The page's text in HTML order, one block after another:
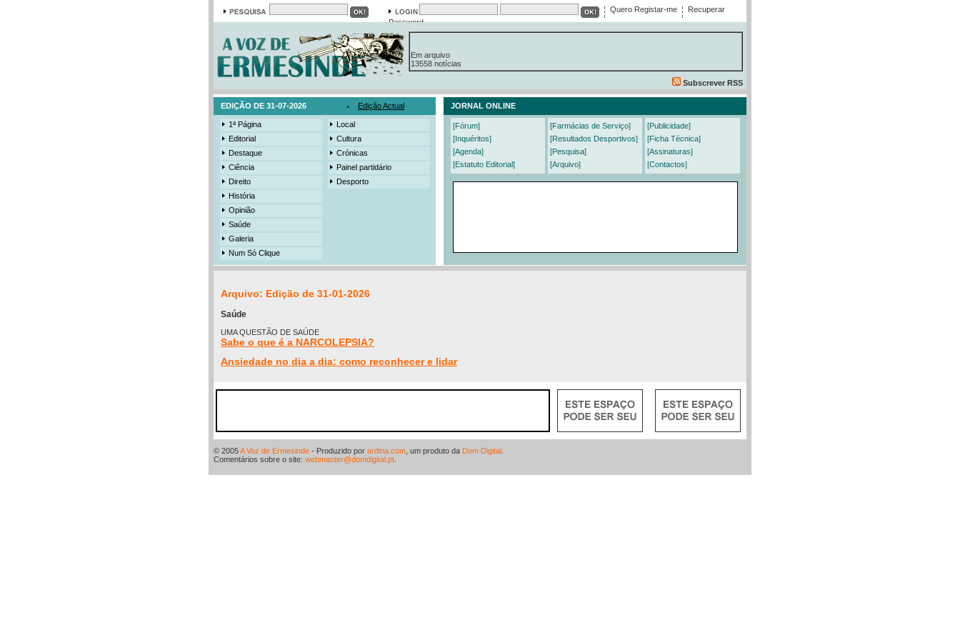
Quero Registar-me
Recuperar
Password
Em arquivo
13558 notícias
19421 fotos
525 registos
Subscrever RSS
EDIÇÃO DE 31-07-2026 Edição Actual JORNAL ONLINE
1ª Página
Editorial
Destaque
Ciência
Direito
História
Opinião
Saúde
Galeria
Num Só Clique
Local
Cultura
Crónicas
Painel partidário
Desporto
[Fórum]
[Inquéritos]
[Agenda]
[Estatuto Editorial]
[Farmácias de Serviço]
[Resultados Desportivos]
[Pesquisa]
[Arquivo]
[Publicidade]
[Ficha Técnica]
[Assinaturas]
[Contactos]
Arquivo: Edição de 31-01-2026
Saúde
UMA QUESTÃO DE SAÚDE
Sabe o que é a NARCOLEPSIA?
Ansiedade no dia a dia: como reconhecer e lidar
© 2005A Voz de Ermesinde - Produzido por ardina.com , um produto da Dom Digital
Comentários sobre o site: webmaster@domdigital.pt